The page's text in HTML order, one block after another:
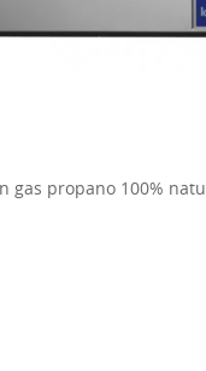
gas propano 100%